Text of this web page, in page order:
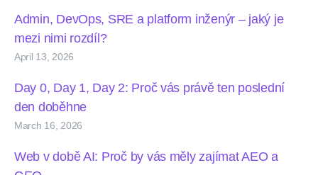
Admin, DevOps, SRE a platform inženýr – jaký je
mezi nimi rozdíl?
April 13, 2026
Day 0, Day 1, Day 2: Proč vás právě ten poslední
den doběhne
March 16, 2026
Web v době AI: Proč by vás měly zajímat AEO a